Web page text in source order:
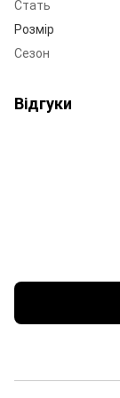
Стать
Розмір
Сезон
Відгуки